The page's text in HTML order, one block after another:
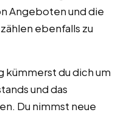
Angeboten und die
ebenfalls zu
kümmerst du dich um
und das
Du nimmst neue